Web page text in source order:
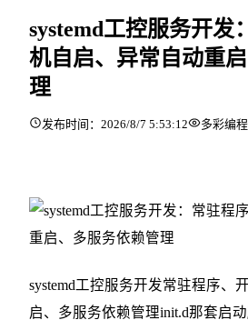
systemd工控服务开发
机自启、异常自动重
理
发布时间：2026/8/7 5:53:12 多彩编程
systemd工控服务开发常驻程序、
启、多服务依赖管理init.d那套启